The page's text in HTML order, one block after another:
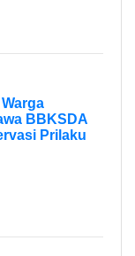
BBKSDA
Prilaku